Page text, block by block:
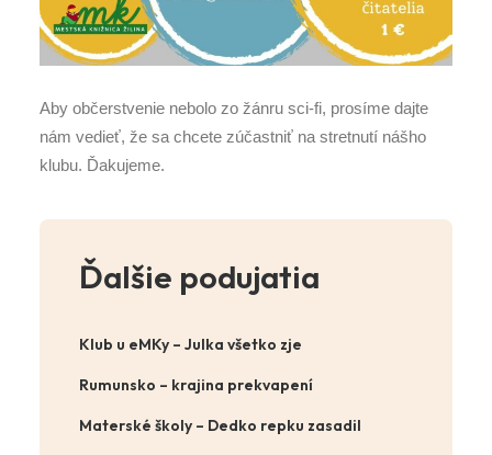
Aby občerstvenie nebolo zo žánru sci-fi, prosíme dajte
nám vedieť, že sa chcete zúčastniť na stretnutí nášho
klubu. Ďakujeme.
Ďalšie podujatia
Klub u eMKy – Julka všetko zje
Rumunsko – krajina prekvapení
Materské školy – Dedko repku zasadil